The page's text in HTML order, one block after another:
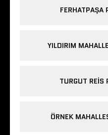
FERHATPAŞA
YILDIRIM
TURGUT REIS
ÖRNEK